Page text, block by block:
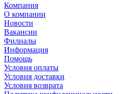
Компания
О компании
Новости
Вакансии
Филиалы
Информация
Помощь
Условия оплаты
Условия доставки
Условия возврата